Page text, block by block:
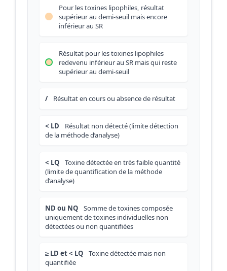
Pour les toxines lipophiles, résultat
supérieur au demi-seuil mais encore
inférieur au SR
Résultat pour les toxines lipophiles
redevenu inférieur au SR mais qui reste
supérieur au demi-seuil
/ Résultat en cours ou absence de résultat
< LD
Résultat non détecté (limite détection
de la méthode d’analyse)
< LQ
Toxine détectée en très faible quantité
(limite de quantification de la méthode
d’analyse)
ND ou NQ
Somme de toxines composée
uniquement de toxines individuelles non
détectées ou non quantifiées
≥ LD et < LQ
Toxine détectée mais non
quantifiée